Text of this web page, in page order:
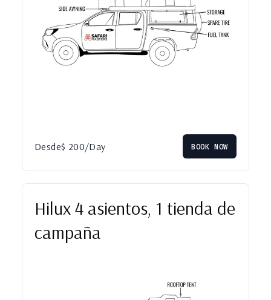
Desde$ 200/Day BOOK NOW
Hilux 4 asientos, 1 tienda de
campaña